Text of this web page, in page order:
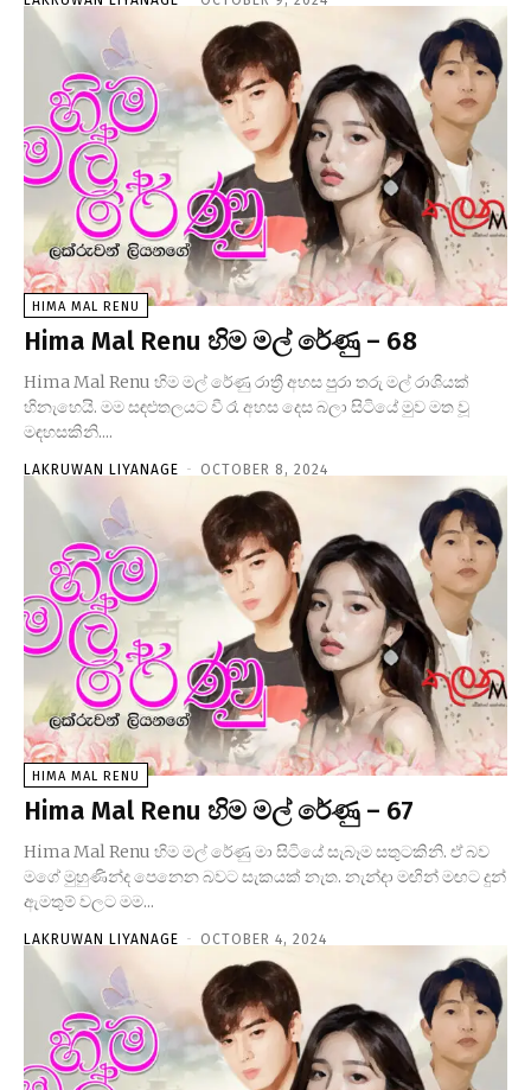
HIMA MAL RENU
Hima Mal Renu හිම මල් රේණු – 68
Hima Mal Renu හිම මල් රේණු රාත්‍රී අහස පුරා තරු මල් රාශියක්
හිනැහෙයි. මම සඳළුතලයට වී රෑ අහස දෙස බලා සිටියේ මුව මත වූ
මඳහසකිනි....
LAKRUWAN LIYANAGE - OCTOBER 8, 2024
HIMA MAL RENU
Hima Mal Renu හිම මල් රේණු – 67
Hima Mal Renu හිම මල් රේණු මා සිටියේ සැබෑම සතුටකිනි. ඒ බව
මගේ මුහුණින්ද පෙනෙන බවට සැකයක් නැත. නැන්දා මඟින් මඟට දුන්
ඇමතුම් වලට මම...
LAKRUWAN LIYANAGE - OCTOBER 4, 2024